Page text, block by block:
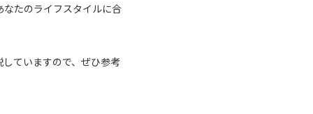
たのライフスタイルに合
ていますので、ぜひ参考